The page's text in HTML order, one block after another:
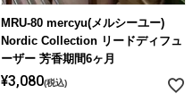
MRU-80 mercyu(メルシーユー)
Nordic Collection リードディフュ
ーザー 芳香期間6ヶ月
¥3,080 税込